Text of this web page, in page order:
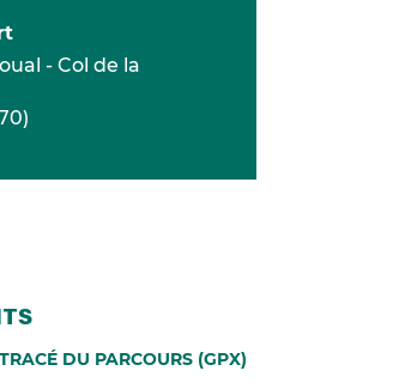
- Col de la
)
DU PARCOURS (GPX)